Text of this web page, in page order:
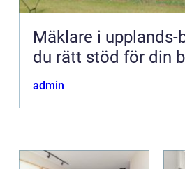
Mäklare i upplands-bro så
du rätt stöd för din
admin